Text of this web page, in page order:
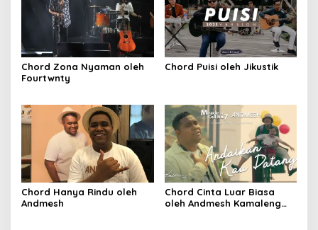
Chord Zona Nyaman oleh
Fourtwnty
Chord Puisi oleh Jikustik
Chord Hanya Rindu oleh
Andmesh
Chord Cinta Luar Biasa
oleh Andmesh Kamaleng